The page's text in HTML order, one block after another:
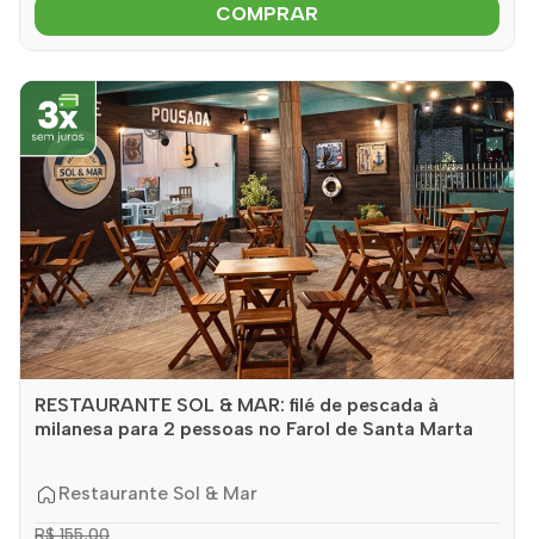
COMPRAR
RESTAURANTE SOL & MAR: filé de pescada à
milanesa para 2 pessoas no Farol de Santa Marta
Restaurante Sol & Mar